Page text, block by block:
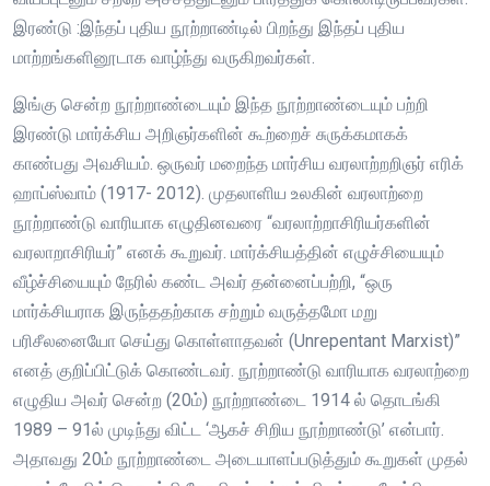
இரண்டு :இந்தப் புதிய நூற்றாண்டில் பிறந்து இந்தப் புதிய
மாற்றங்களினூடாக வாழ்ந்து வருகிறவர்கள்.
இங்கு சென்ற நூற்றாண்டையும் இந்த நூற்றாண்டையும் பற்றி
இரண்டு மார்க்சிய அறிஞர்களின் கூற்றைச் சுருக்கமாகக்
காண்பது அவசியம். ஒருவர் மறைந்த மார்சிய வரலாற்றறிஞர் எரிக்
ஹாப்ஸ்வாம் (1917- 2012). முதலாளிய உலகின் வரலாற்றை
நூற்றாண்டு வாரியாக எழுதினவரை “வரலாற்றாசிரியர்களின்
வரலாறாசிரியர்” எனக் கூறுவர். மார்க்சியத்தின் எழுச்சியையும்
வீழ்ச்சியையும் நேரில் கண்ட அவர் தன்னைப்பற்றி, “ஒரு
மார்க்சியராக இருந்ததற்காக சற்றும் வருத்தமோ மறு
பரிசீலனையோ செய்து கொள்ளாதவன் (Unrepentant Marxist)”
எனத் குறிப்பிட்டுக் கொண்டவர். நூற்றாண்டு வாரியாக வரலாற்றை
எழுதிய அவர் சென்ற (20ம்) நூற்றாண்டை 1914 ல் தொடங்கி
1989 – 91ல் முடிந்து விட்ட ‘ஆகச் சிறிய நூற்றாண்டு’ என்பார்.
அதாவது 20ம் நூற்றாண்டை அடையாளப்படுத்தும் கூறுகள் முதல்